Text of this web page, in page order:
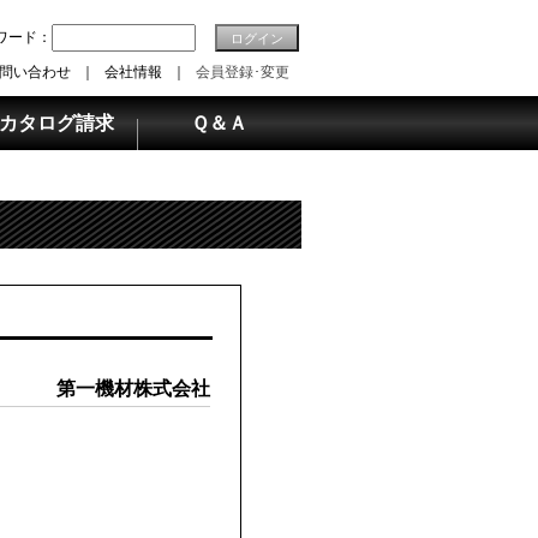
ード： ログイン
い合わせ 会社情報 会員登録･変更
タログ請求 Ｑ＆Ａ
第一機材株式会社